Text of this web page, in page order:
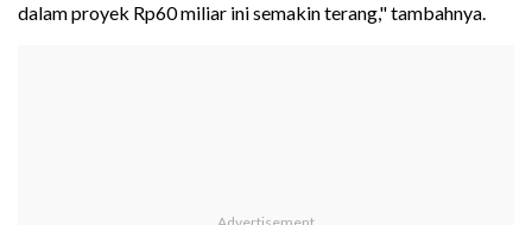
dalam proyek Rp60 miliar ini semakin terang," tambahnya.